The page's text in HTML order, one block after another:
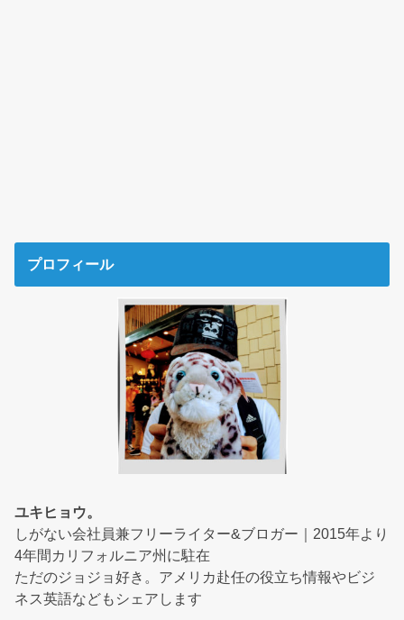
プロフィール
ユキヒョウ。
しがない会社員兼フリーライター&ブロガー｜2015年より
4年間カリフォルニア州に駐在
ただのジョジョ好き。アメリカ赴任の役立ち情報やビジ
ネス英語などもシェアします